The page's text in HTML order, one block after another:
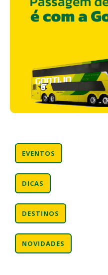
EVENTOS
DICAS
DESTINOS
NOVIDADES